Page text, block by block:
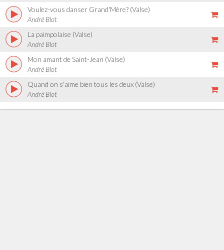
Voulez-vous danser Grand'Mère? (Valse)
André Blot
La paimpolaise (Valse)
André Blot
Mon amant de Saint-Jean (Valse)
André Blot
Quand on s'aime bien tous les deux (Valse)
André Blot